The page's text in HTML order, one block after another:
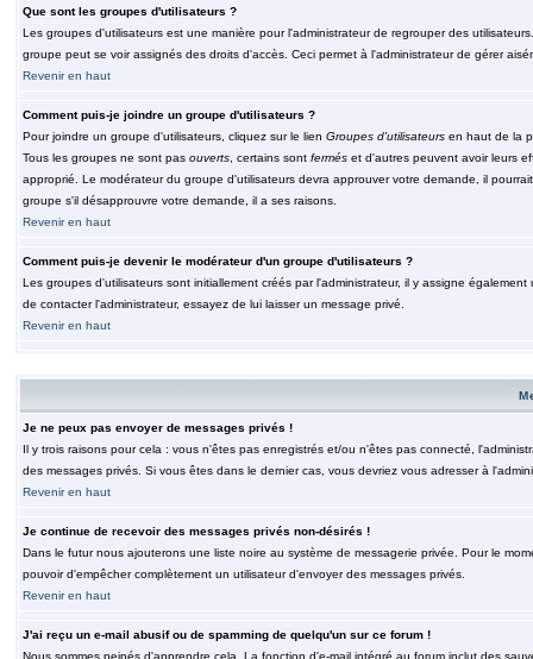
Que sont les groupes d'utilisateurs ?
Les groupes d'utilisateurs est une manière pour l'administrateur de regrouper des
groupe peut se voir assignés des droits d'accès. Ceci permet à l'administrateur de gérer
Revenir en haut
Comment puis-je joindre un groupe d'utilisateurs ?
Pour joindre un groupe d'utilisateurs, cliquez sur le lien Groupes d'utilisateursen haut de la
Tous les groupes ne sont pas ouverts, certains sont ferméset d'autres peuvent avoir leurs
approprié. Le modérateur du groupe d'utilisateurs devra approuver votre demande, il
groupe s'il désapprouvre votre demande, il a ses raisons.
Revenir en haut
Comment puis-je devenir le modérateur d'un groupe d'utilisateurs ?
Les groupes d'utilisateurs sont initiallement créés par l'administrateur, il y assigne
de contacter l'administrateur, essayez de lui laisser un message privé.
Revenir en haut
Je ne peux pas envoyer de messages privés !
Il y trois raisons pour cela : vous n'êtes pas enregistrés et/ou n'êtes pas connecté,
des messages privés. Si vous êtes dans le dernier cas, vous devriez vous adresser à
Revenir en haut
Je continue de recevoir des messages privés non-désirés !
Dans le futur nous ajouterons une liste noire au système de messagerie privée. Pour le
pouvoir d'empêcher complètement un utilisateur d'envoyer des messages privés.
Revenir en haut
J'ai reçu un e-mail abusif ou de spamming de quelqu'un sur ce forum !
Nous sommes peinés d'apprendre cela. La fonction d'e-mail intégré au forum inclut des